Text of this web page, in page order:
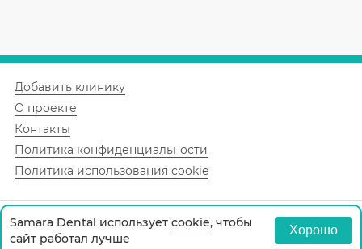
Добавить клинику
О проекте
Контакты
Политика конфиденциальности
Политика использования cookie
© 2026 Самара «samara.dental».
Samara Dental использует cookie, чтобы
сайт работал лучше
Хорошо